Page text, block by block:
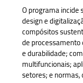
O programa incide
design e
compósitos
de
e durabilidade;
multifuncionais;
setores; e